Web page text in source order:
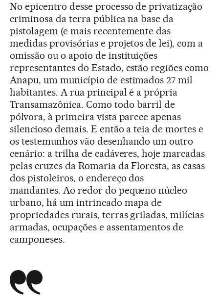
No epicentro desse processo de privatização
criminosa da terra pública na base da
pistolagem (e mais recentemente das
medidas provisórias e projetos de lei), com a
omissão ou o apoio de instituições
representantes do Estado, estão regiões como
Anapu, um município de estimados 27 mil
habitantes. A rua principal é a própria
Transamazônica. Como todo barril de
pólvora, à primeira vista parece apenas
silencioso demais. E então a teia de mortes e
os testemunhos vão desenhando um outro
cenário: a trilha de cadáveres, hoje marcadas
pelas cruzes da Romaria da Floresta, as casas
dos pistoleiros, o endereço dos
mandantes. Ao redor do pequeno núcleo
urbano, há um intrincado mapa de
propriedades rurais, terras griladas, milícias
armadas, ocupações e assentamentos de
camponeses.